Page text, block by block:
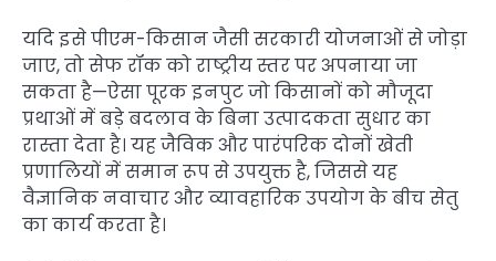
यदि इसे पीएम-किसान जैसी सरकारी योजनाओं से जोड़ा
जाए, तो सेफ रॉक को राष्ट्रीय स्तर पर अपनाया जा
सकता है—ऐसा पूरक इनपुट जो किसानों को मौजूदा
प्रथाओं में बड़े बदलाव के बिना उत्पादकता सुधार का
रास्ता देता है। यह जैविक और पारंपरिक दोनों खेती
प्रणालियों में समान रूप से उपयुक्त है, जिससे यह
वैज्ञानिक नवाचार और व्यावहारिक उपयोग के बीच सेतु
का कार्य करता है।